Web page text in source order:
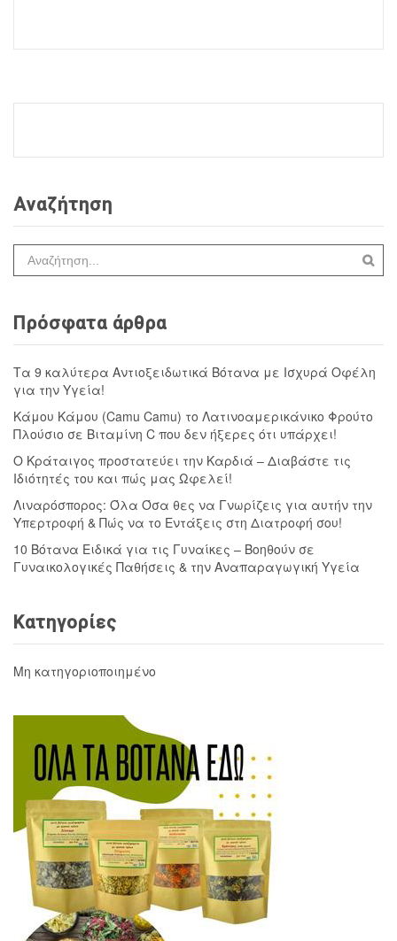
Αναζήτηση
Πρόσφατα άρθρα
Τα 9 καλύτερα Αντιοξειδωτικά Βότανα με Ισχυρά Οφέλη
για την Υγεία!
Κάμου Κάμου (Camu Camu) το Λατινοαμερικάνικο Φρούτο
Πλούσιο σε Βιταμίνη C που δεν ήξερες ότι υπάρχει!
Ο Κράταιγος προστατεύει την Καρδιά – Διαβάστε τις
Ιδιότητές του και πώς μας Ωφελεί!
Λιναρόσπορος: Όλα Όσα θες να Γνωρίζεις για αυτήν την
Υπερτροφή & Πώς να το Εντάξεις στη Διατροφή σου!
10 Βότανα Ειδικά για τις Γυναίκες – Βοηθούν σε
Γυναικολογικές Παθήσεις & την Αναπαραγωγική Υγεία
Κατηγορίες
Μη κατηγοριοποιημένο